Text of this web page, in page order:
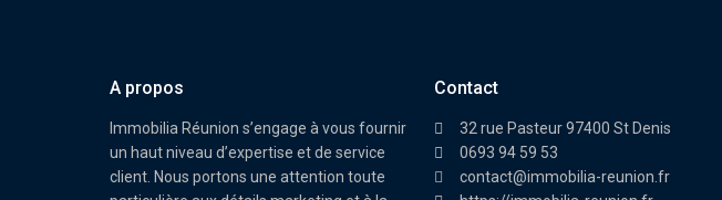
A propos
Immobilia Réunion s’engage à vous fournir
un haut niveau d’expertise et de service
client. Nous portons une attention toute
Contact
32 rue Pasteur 97400 St Denis
0693 94 59 53
contact@immobilia-reunion.fr